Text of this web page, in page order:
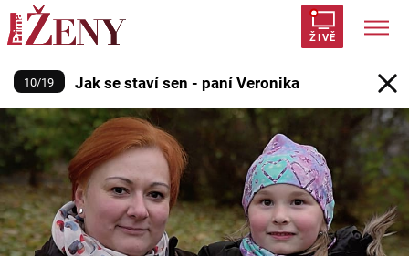
ŽIVĚ
Trendy: Polabí Inspekce Prostřeno!
Módní alarm
Zrádci Proměny
Témata
Jak se staví sen - paní Veronika
10/19 Jak se staví sen - paní Veronika